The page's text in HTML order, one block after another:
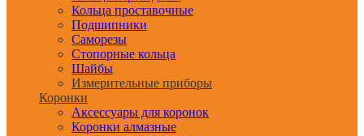
Кольца проставочные
Подшипники
Саморезы
Стопорные кольца
Шайбы
Измерительные приборы
Коронки
Аксессуары для коронок
Коронки алмазные